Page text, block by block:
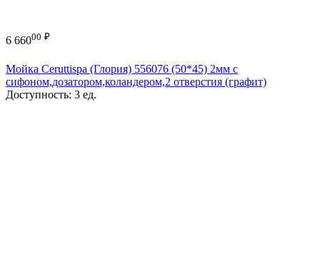
6 66000 ₽
Мойка Ceruttispa (Глория) 556076 (50*45) 2мм с
сифоном,дозатором,коландером,2 отверстия (графит)
Доступность: 3 ед.